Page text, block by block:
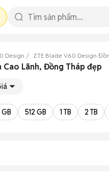
Design ZTE Blade V60 Design
Lãnh, Đồng Tháp đẹp
512 GB 1 TB 2 TB